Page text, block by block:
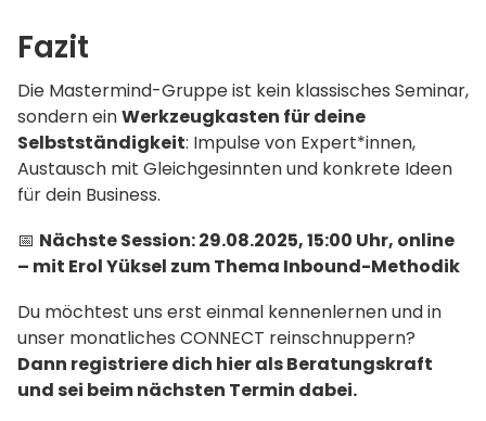
Fazit
Die Mastermind-Gruppe ist kein klassisches Seminar,
sondern einWerkzeugkasten für deine
Selbstständigkeit: Impulse von Expert*innen,
Austausch mit Gleichgesinnten und konkrete Ideen
für dein Business.
📅 Nächste Session: 29.08.2025, 15:00 Uhr, online
– mit Erol Yüksel zum Thema Inbound-Methodik
Du möchtest uns erst einmal kennenlernen und in
unser monatliches CONNECT reinschnuppern?
Dann registriere dich hier als Beratungskraft
und sei beim nächsten Termin dabei.